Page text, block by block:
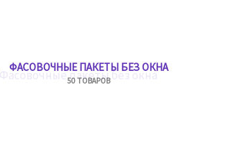
ФАСОВОЧНЫЕ ПАКЕТЫ БЕЗ ОКНА
50 ТОВАРОВ